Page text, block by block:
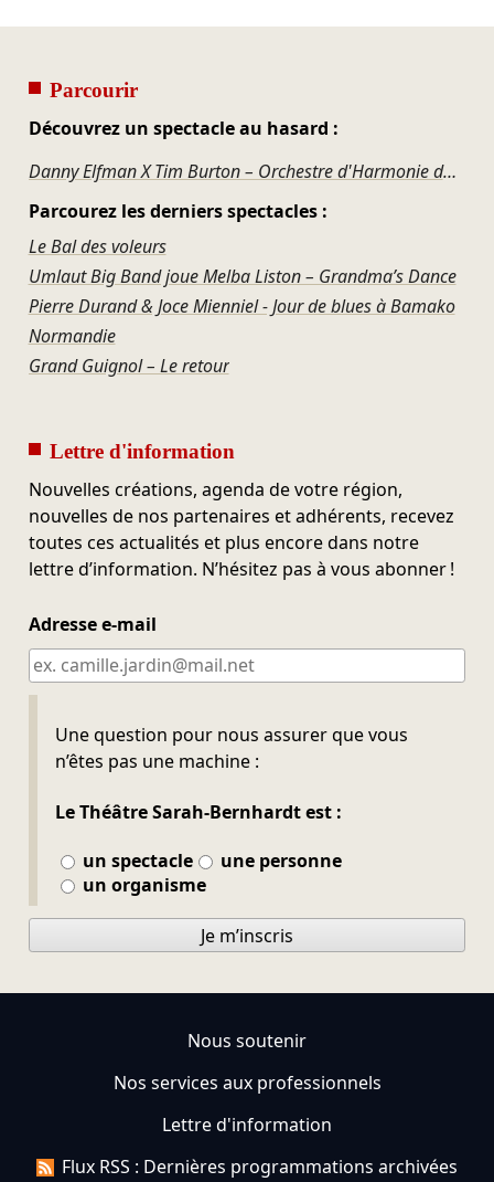
Parcourir
Découvrez un spectacle au hasard :
Danny Elfman X Tim Burton – Orchestre d'Harmonie du Conservatoire de Grand Poitiers
Parcourez les derniers spectacles :
Le Bal des voleurs
Umlaut Big Band joue Melba Liston – Grandma’s Dance
Pierre Durand & Joce Mienniel - Jour de blues à Bamako
Normandie
Grand Guignol – Le retour
Lettre d'information
Nouvelles créations, agenda de votre région,
nouvelles de nos partenaires et adhérents, recevez
toutes ces actualités et plus encore dans notre
lettre d’information. N’hésitez pas à vous abonner !
Adresse e-mail
Une question pour nous assurer que vous
n’êtes pas une machine :
Le Théâtre Sarah-Bernhardt est :
un spectacle
une personne
un organisme
Ne pas remplir
Je m’inscris
Nous soutenir
Nos services aux professionnels
Lettre d'information
Flux RSS : Dernières programmations archivées